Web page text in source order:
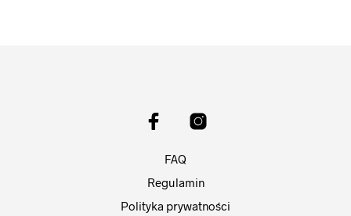
FAQ
Regulamin
Polityka prywatności